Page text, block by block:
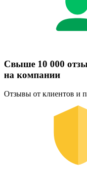
Свыше 10 000
на компании
Отзывы от клиентов и